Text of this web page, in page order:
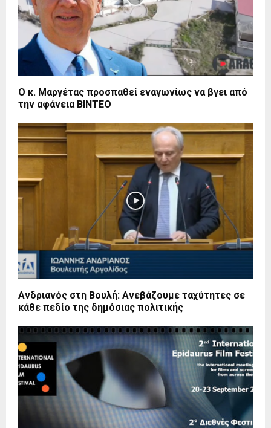
Ο κ. Μαργέτας προσπαθεί εναγωνίως να βγει από
την αφάνεια ΒΙΝΤΕΟ
Ανδριανός στη Βουλή: Ανεβάζουμε ταχύτητες σε
κάθε πεδίο της δημόσιας πολιτικής